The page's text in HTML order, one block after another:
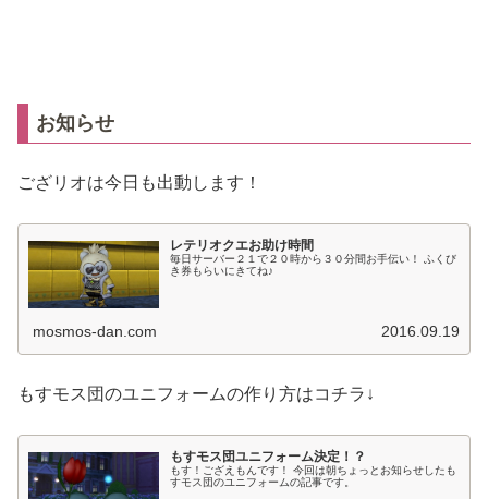
お知らせ
ござリオは今日も出動します！
レテリオクエお助け時間
毎日サーバー２１で２０時から３０分間お手伝い！ ふくび
き券もらいにきてね♪
mosmos-dan.com 2016.09.19
もすモス団のユニフォームの作り方はコチラ↓
もすモス団ユニフォーム決定！？
もす！ござえもんです！ 今回は朝ちょっとお知らせしたも
すモス団のユニフォームの記事です。